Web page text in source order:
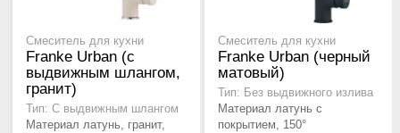
Смеситель для кухни
Franke Urban (с
выдвижным шлангом,
гранит)
Тип: С выдвижным шлангом
Материал латунь, гранит,
Смеситель для кухни
Franke Urban (черный
матовый)
Тип: Без выдвижного излива
Материал латунь с
покрытием, 150°